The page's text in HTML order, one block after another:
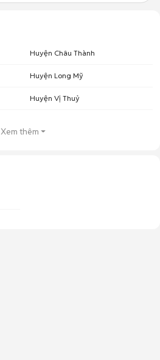
Huyện Châu Thành
Huyện Long Mỹ
Huyện Vị Thuỷ
Xem thêm